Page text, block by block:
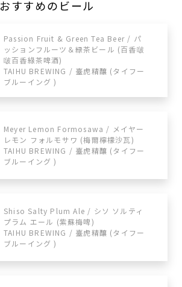
おすすめのビール
Passion Fruit & Green Tea Beer / パ
ッションフルーツ＆緑茶ビール (百香啵
啵百香綠茶啤酒)
TAIHU BREWING / 臺虎精釀 (タイフー
ブルーイング )
Meyer Lemon Formosawa / メイヤー
レモン フォルモサワ (梅爾檸檬沙瓦)
TAIHU BREWING / 臺虎精釀 (タイフー
ブルーイング )
Shiso Salty Plum Ale / シソ ソルティ
プラム エール (紫蘇梅啤)
TAIHU BREWING / 臺虎精釀 (タイフー
ブルーイング )